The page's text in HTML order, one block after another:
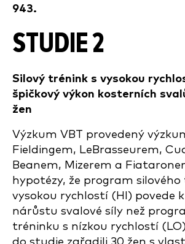
943.
STUDIE 2
Silový trénink s vysokou
špičkový výkon kosterních
žen
Výzkum VBT provedený
Fieldingem, LeBrasseurem,
Beanem, Mizerem a
hypotézy, že program
vysokou rychlostí (HI) povede
nárůstu svalové síly než
tréninku s nízkou rychlostí